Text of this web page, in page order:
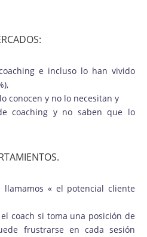
e incluso lo han vivido
conocen y no lo necesitan y
coaching y no saben que lo
« el potencial cliente
coach si toma una posición de
frustrarse en cada sesión